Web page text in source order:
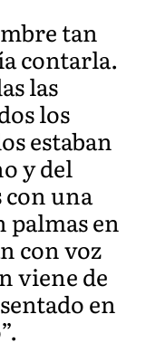
tan
contarla.
las
los
estaban
y del
una
palmas en
con voz
viene de
en